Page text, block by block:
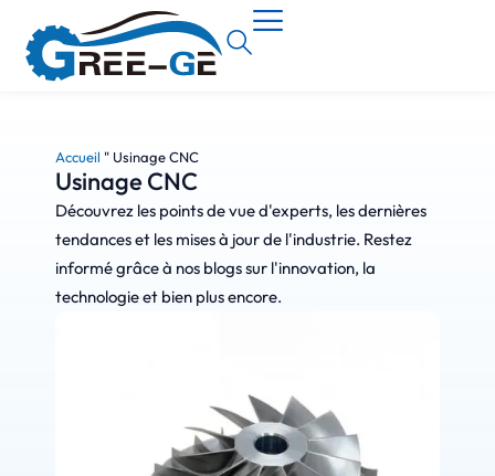
Accueil " Usinage CNC
Usinage CNC
Découvrez les points de vue d'experts, les dernières
tendances et les mises à jour de l'industrie. Restez
informé grâce à nos blogs sur l'innovation, la
technologie et bien plus encore.